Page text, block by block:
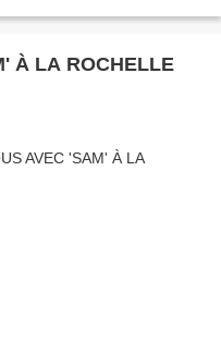
À LA ROCHELLE